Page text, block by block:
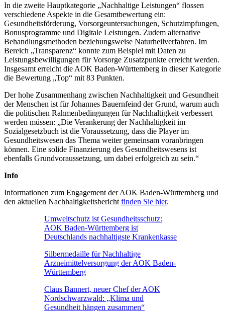
In die zweite Hauptkategorie „Nachhaltige Leistungen“ flossen
verschiedene Aspekte in die Gesamtbewertung ein:
Gesundheitsförderung, Vorsorgeuntersuchungen, Schutzimpfungen,
Bonusprogramme und Digitale Leistungen. Zudem alternative
Behandlungsmethoden beziehungsweise Naturheilverfahren. Im
Bereich „Transparenz“ konnte zum Beispiel mit Daten zu
Leistungsbewilligungen für Vorsorge Zusatzpunkte erreicht werden.
Insgesamt erreicht die AOK Baden-Württemberg in dieser Kategorie
die Bewertung „Top“ mit 83 Punkten.
Der hohe Zusammenhang zwischen Nachhaltigkeit und Gesundheit
der Menschen ist für Johannes Bauernfeind der Grund, warum auch
die politischen Rahmenbedingungen für Nachhaltigkeit verbessert
werden müssen: „Die Verankerung der Nachhaltigkeit im
Sozialgesetzbuch ist die Voraussetzung, dass die Player im
Gesundheitswesen das Thema weiter gemeinsam voranbringen
können. Eine solide Finanzierung des Gesundheitswesens ist
ebenfalls Grundvoraussetzung, um dabei erfolgreich zu sein.“
Info
Informationen zum Engagement der AOK Baden-Württemberg und
den aktuellen Nachhaltigkeitsbericht finden Sie hier.
Umweltschutz ist Gesundheitsschutz:
AOK Baden-Württemberg ist
Deutschlands nachhaltigste Krankenkasse
Silbermedaille für Nachhaltige
Arzneimittelversorgung der AOK Baden-
Württemberg
Claus Bannert, neuer Chef der AOK
Nordschwarzwald: „Klima und
Gesundheit hängen zusammen“